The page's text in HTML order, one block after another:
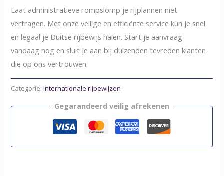
Laat administratieve rompslomp je rijplannen niet
vertragen. Met onze veilige en efficiënte service kun je snel
en legaal je Duitse rijbewijs halen. Start je aanvraag
vandaag nog en sluit je aan bij duizenden tevreden klanten
die op ons vertrouwen.
Categorie:Internationale rijbewijzen
Gegarandeerd veilig afrekenen